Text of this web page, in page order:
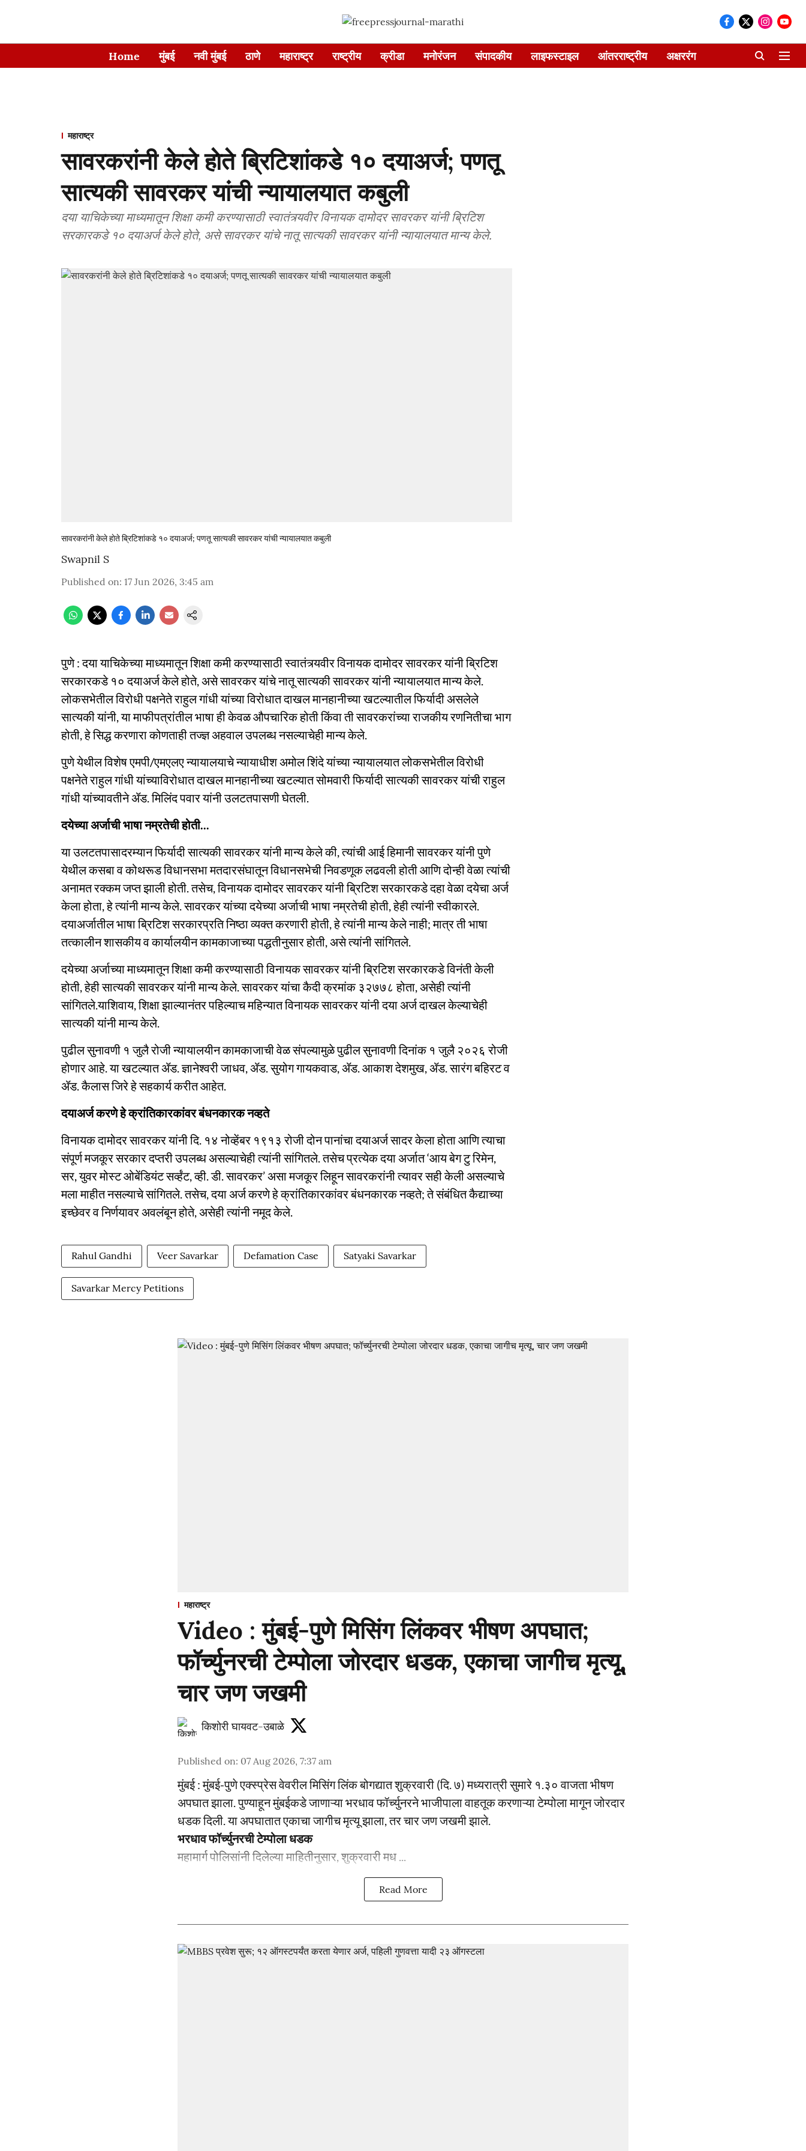
Home मुंबई नवी मुंबई ठाणे महाराष्ट्र राष्ट्रीय क्रीडा मनोरंजन संपादकीय लाइफस्टाइल आंतरराष्ट्रीय अक्षररंग
महाराष्ट्र
सावरकरांनी केले हाेते ब्रिटिशांकडे १० दयाअर्ज; पणतू
सात्यकी सावरकर यांची न्यायालयात कबुली
दया याचिकेच्या माध्यमातून शिक्षा कमी करण्यासाठी स्वातंत्र्यवीर विनायक दामोदर सावरकर यांनी ब्रिटिश
सरकारकडे १० दयाअर्ज केले होते, असे सावरकर यांचे नातू सात्यकी सावरकर यांनी न्यायालयात मान्य केले.
सावरकरांनी केले हाेते ब्रिटिशांकडे १० दयाअर्ज; पणतू सात्यकी सावरकर यांची न्यायालयात कबुली
Swapnil S
Published on: 17 Jun 2026, 3:45 am
पुणे : दया याचिकेच्या माध्यमातून शिक्षा कमी करण्यासाठी स्वातंत्र्यवीर विनायक दामोदर सावरकर यांनी ब्रिटिश
सरकारकडे १० दयाअर्ज केले होते, असे सावरकर यांचे नातू सात्यकी सावरकर यांनी न्यायालयात मान्य केले.
लोकसभेतील विरोधी पक्षनेते राहुल गांधी यांच्या विरोधात दाखल मानहानीच्या खटल्यातील फिर्यादी असलेले
सात्यकी यांनी, या माफीपत्रांतील भाषा ही केवळ औपचारिक होती किंवा ती सावरकरांच्या राजकीय रणनितीचा भाग
होती, हे सिद्ध करणारा कोणताही तज्ज्ञ अहवाल उपलब्ध नसल्याचेही मान्य केले.
पुणे येथील विशेष एमपी/एमएलए न्यायालयाचे न्यायाधीश अमोल शिंदे यांच्या न्यायालयात लोकसभेतील विरोधी
पक्षनेते राहुल गांधी यांच्याविरोधात दाखल मानहानीच्या खटल्यात सोमवारी फिर्यादी सात्यकी सावरकर यांची राहुल
गांधी यांच्यावतीने ॲड. मिलिंद पवार यांनी उलटतपासणी घेतली.
दयेच्या अर्जाची भाषा नम्रतेची होती...
या उलटतपासादरम्यान फिर्यादी सात्यकी सावरकर यांनी मान्य केले की, त्यांची आई हिमानी सावरकर यांनी पुणे
येथील कसबा व कोथरूड विधानसभा मतदारसंघातून विधानसभेची निवडणूक लढवली होती आणि दोन्ही वेळा त्यांची
अनामत रक्कम जप्त झाली होती. तसेच, विनायक दामोदर सावरकर यांनी ब्रिटिश सरकारकडे दहा वेळा दयेचा अर्ज
केला होता, हे त्यांनी मान्य केले. सावरकर यांच्या दयेच्या अर्जाची भाषा नम्रतेची होती, हेही त्यांनी स्वीकारले.
दयाअर्जातील भाषा ब्रिटिश सरकारप्रति निष्ठा व्यक्त करणारी होती, हे त्यांनी मान्य केले नाही; मात्र ती भाषा
तत्कालीन शासकीय व कार्यालयीन कामकाजाच्या पद्धतीनुसार होती, असे त्यांनी सांगितले.
दयेच्या अर्जाच्या माध्यमातून शिक्षा कमी करण्यासाठी विनायक सावरकर यांनी ब्रिटिश सरकारकडे विनंती केली
होती, हेही सात्यकी सावरकर यांनी मान्य केले. सावरकर यांचा कैदी क्रमांक ३२७७८ होता, असेही त्यांनी
सांगितले.याशिवाय, शिक्षा झाल्यानंतर पहिल्याच महिन्यात विनायक सावरकर यांनी दया अर्ज दाखल केल्याचेही
सात्यकी यांनी मान्य केले.
पुढील सुनावणी १ जुलै रोजी न्यायालयीन कामकाजाची वेळ संपल्यामुळे पुढील सुनावणी दिनांक १ जुलै २०२६ रोजी
होणार आहे. या खटल्यात ॲड. ज्ञानेश्वरी जाधव, ॲड. सुयोग गायकवाड, ॲड. आकाश देशमुख, ॲड. सारंग बहिरट व
ॲड. कैलास जिरे हे सहकार्य करीत आहेत.
दयाअर्ज करणे हे क्रांतिकारकांवर बंधनकारक नव्हते
विनायक दामोदर सावरकर यांनी दि. १४ नोव्हेंबर १९१३ रोजी दोन पानांचा दयाअर्ज सादर केला होता आणि त्याचा
संपूर्ण मजकूर सरकार दप्तरी उपलब्ध असल्याचेही त्यांनी सांगितले. तसेच प्रत्येक दया अर्जात ‘आय बेग टु रिमेन,
सर, युवर मोस्ट ओबेंडियंट सर्व्हंट, व्ही. डी. सावरकर’ असा मजकूर लिहून सावरकरांनी त्यावर सही केली असल्याचे
मला माहीत नसल्याचे सांगितले. तसेच, दया अर्ज करणे हे क्रांतिकारकांवर बंधनकारक नव्हते; ते संबंधित कैद्याच्या
इच्छेवर व निर्णयावर अवलंबून होते, असेही त्यांनी नमूद केले.
Rahul Gandhi Veer Savarkar Defamation Case Satyaki Savarkar
Savarkar Mercy Petitions
महाराष्ट्र
Video : मुंबई-पुणे मिसिंग लिंकवर भीषण अपघात;
फॉर्च्युनरची टेम्पोला जोरदार धडक, एकाचा जागीच मृत्यू,
चार जण जखमी
किशोरी घायवट-उबाळे
Published on: 07 Aug 2026, 7:37 am
मुंबई : मुंबई-पुणे एक्स्प्रेस वेवरील मिसिंग लिंक बोगद्यात शुक्रवारी (दि. ७) मध्यरात्री सुमारे १.३० वाजता भीषण
अपघात झाला. पुण्याहून मुंबईकडे जाणाऱ्या भरधाव फॉर्च्युनरने भाजीपाला वाहतूक करणाऱ्या टेम्पोला मागून जोरदार
धडक दिली. या अपघातात एकाचा जागीच मृत्यू झाला, तर चार जण जखमी झाले.
भरधाव फॉर्च्युनरची टेम्पोला धडक
महामार्ग पोलिसांनी दिलेल्या माहितीनुसार, शुक्रवारी मध ...
Read More